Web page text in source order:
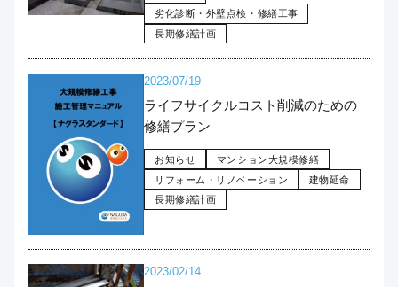
劣化診断・外壁点検・修繕工事
長期修繕計画
2023/07/19
ライフサイクルコスト削減のための
修繕プラン
お知らせ
マンション大規模修繕
リフォーム・リノベーション
建物延命
長期修繕計画
2023/02/14